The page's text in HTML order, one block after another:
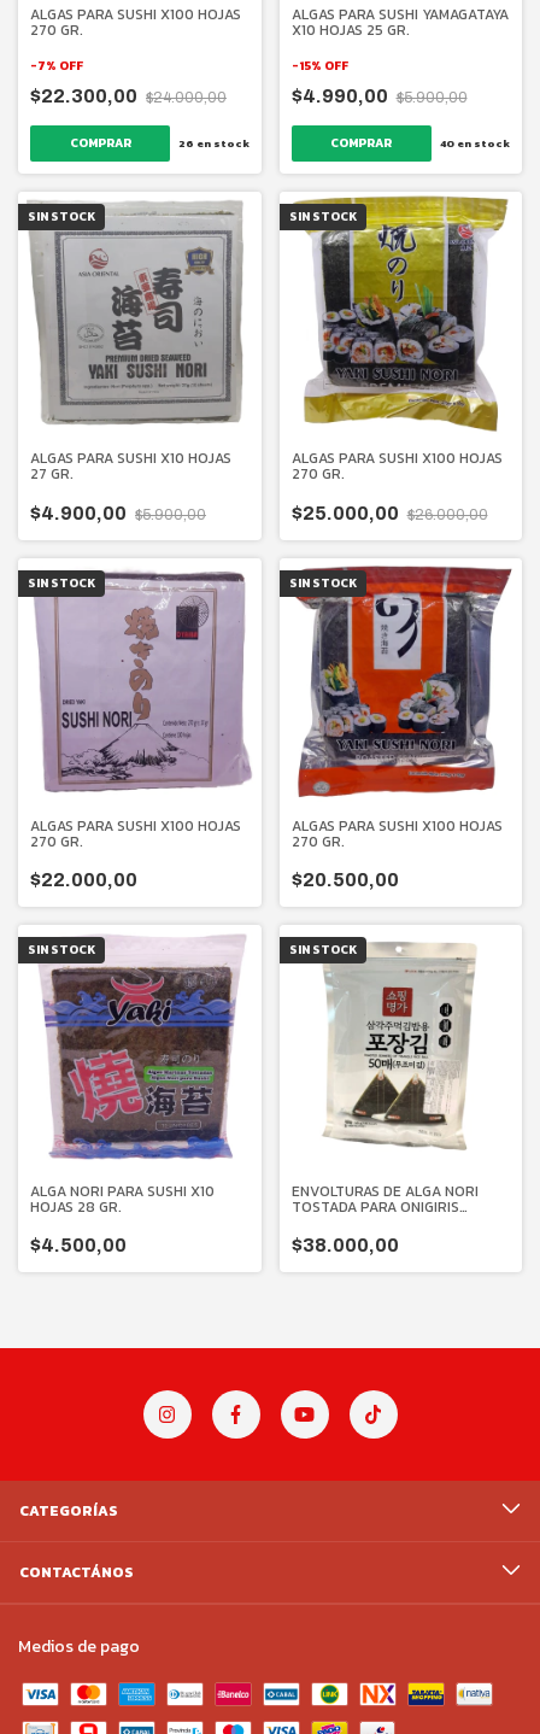
ALGAS PARA SUSHI X100 HOJAS
270 GR.
-7% OFF
$22.300,00 $24.000,00
26 en stock
ALGAS PARA SUSHI YAMAGATAYA
X10 HOJAS 25 GR.
-15% OFF
$4.990,00 $5.900,00
40 en stock
SIN STOCK
ALGAS PARA SUSHI X10 HOJAS
27 GR.
$4.900,00 $5.900,00
SIN STOCK
ALGAS PARA SUSHI X100 HOJAS
270 GR.
$25.000,00 $26.000,00
SIN STOCK
ALGAS PARA SUSHI X100 HOJAS
270 GR.
$22.000,00
SIN STOCK
ALGAS PARA SUSHI X100 HOJAS
270 GR.
$20.500,00
SIN STOCK
ALGA NORI PARA SUSHI X10
HOJAS 28 GR.
$4.500,00
SIN STOCK
ENVOLTURAS DE ALGA NORI
TOSTADA PARA ONIGIRIS
GR.
$38.000,00
CATEGORÍAS
CONTACTÁNOS
Medios de pago